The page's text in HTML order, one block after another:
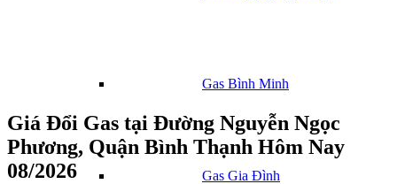
Gas Bình Minh
Gas Gia Đình
Giá Đổi Gas tại Đường Nguyễn Ngọc
Phương, Quận Bình Thạnh Hôm Nay
08/2026